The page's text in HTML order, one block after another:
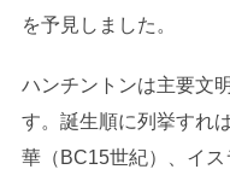
を予見しました。
ハンチントンは主要文
す。誕生順に列挙すれ
華（BC15世紀）、イ